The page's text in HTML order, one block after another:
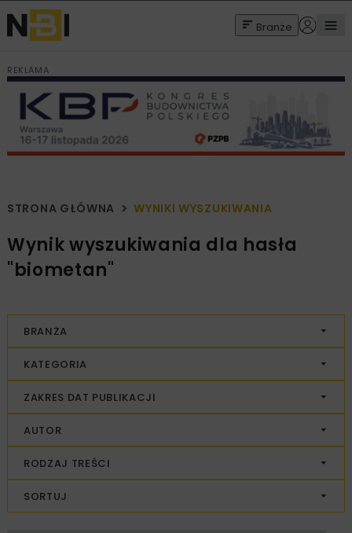
Branże
REKLAMA
STRONA GŁÓWNA WYNIKI WYSZUKIWANIA
Wynik wyszukiwania dla hasła
"biometan"
BRANŻA
KATEGORIA
ZAKRES DAT PUBLIKACJI
AUTOR
RODZAJ TREŚCI
SORTUJ